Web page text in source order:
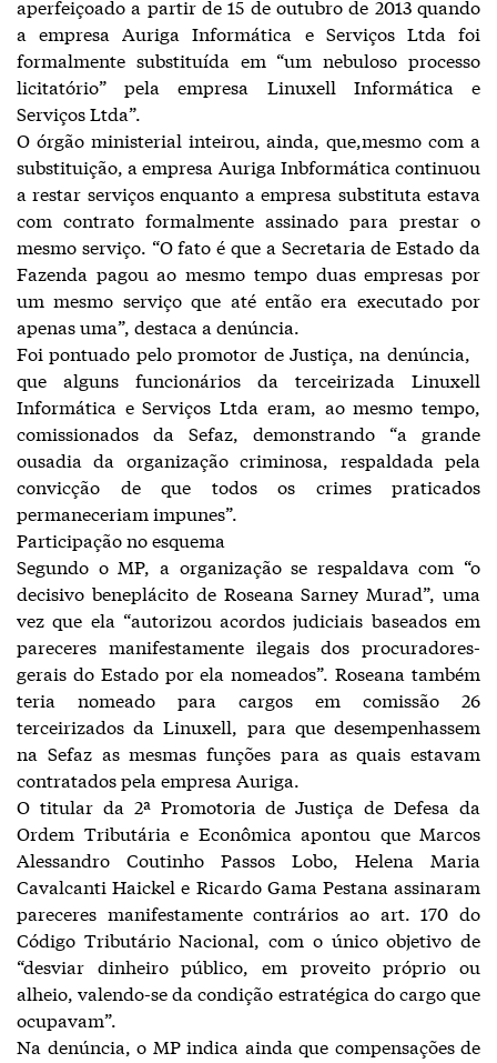
aperfeiçoado a partir de 15 de outubro de 2013 quando
a empresa Auriga Informática e Serviços Ltda foi
formalmente substituída em “um nebuloso processo
licitatório” pela empresa Linuxell Informática e
Serviços Ltda”.
O órgão ministerial inteirou, ainda, que,mesmo com a
substituição, a empresa Auriga Inbformática continuou
a restar serviços enquanto a empresa substituta estava
com contrato formalmente assinado para prestar o
mesmo serviço. “O fato é que a Secretaria de Estado da
Fazenda pagou ao mesmo tempo duas empresas por
um mesmo serviço que até então era executado por
apenas uma”, destaca a denúncia.
Foi pontuado pelo promotor de Justiça, na denúncia,
que alguns funcionários da terceirizada Linuxell
Informática e Serviços Ltda eram, ao mesmo tempo,
comissionados da Sefaz, demonstrando “a grande
ousadia da organização criminosa, respaldada pela
convicção de que todos os crimes praticados
permaneceriam impunes”.
Participação no esquema
Segundo o MP, a organização se respaldava com “o
decisivo beneplácito de Roseana Sarney Murad”, uma
vez que ela “autorizou acordos judiciais baseados em
pareceres manifestamente ilegais dos procuradores-
gerais do Estado por ela nomeados”. Roseana também
teria nomeado para cargos em comissão 26
terceirizados da Linuxell, para que desempenhassem
na Sefaz as mesmas funções para as quais estavam
contratados pela empresa Auriga.
O titular da 2ª Promotoria de Justiça de Defesa da
Ordem Tributária e Econômica apontou que Marcos
Alessandro Coutinho Passos Lobo, Helena Maria
Cavalcanti Haickel e Ricardo Gama Pestana assinaram
pareceres manifestamente contrários ao art. 170 do
Código Tributário Nacional, com o único objetivo de
“desviar dinheiro público, em proveito próprio ou
alheio, valendo-se da condição estratégica do cargo que
ocupavam”.
Na denúncia, o MP indica ainda que compensações de